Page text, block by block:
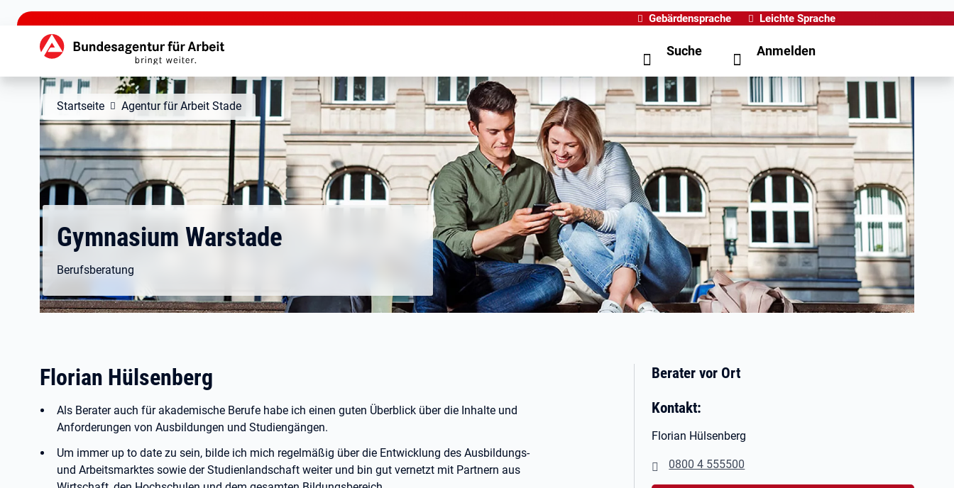
zu den Hauptinhalten springen
Gebärdensprache Leichte Sprache
Hauptnavigation Suche Anmelden
Startseite Agentur für Arbeit Stade
Gymnasium Warstade
Berufsberatung
Florian Hülsenberg
Als Berater auch für akademische Berufe habe ich einen guten Überblick über die Inhalte und
Anforderungen von Ausbildungen und Studiengängen.
Um immer up to date zu sein, bilde ich mich regelmäßig über die Entwicklung des Ausbildungs-
und Arbeitsmarktes sowie der Studienlandschaft weiter und bin gut vernetzt mit Partnern aus
Berater vor Ort
Kontakt:
Florian Hülsenberg
0800 4 555500